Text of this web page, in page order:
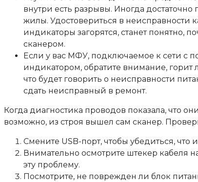
внутри есть разрывы. Иногда
жилы. Удостовериться в неисправности
индикаторы загорятся, станет понятно,
сканером.
Если у вас МФУ, подключаемое к сети с
индикатором, обратите внимание, горит
что будет говорить о неисправности
сдать неисправный в ремонт.
Когда диагностика проводов показала, что
возможно, из строя вышел сам сканер.
Смените USB-порт, чтобы убедиться,
Внимательно осмотрите штекер кабеля
эту проблему.
Посмотрите, не поврежден ли блок